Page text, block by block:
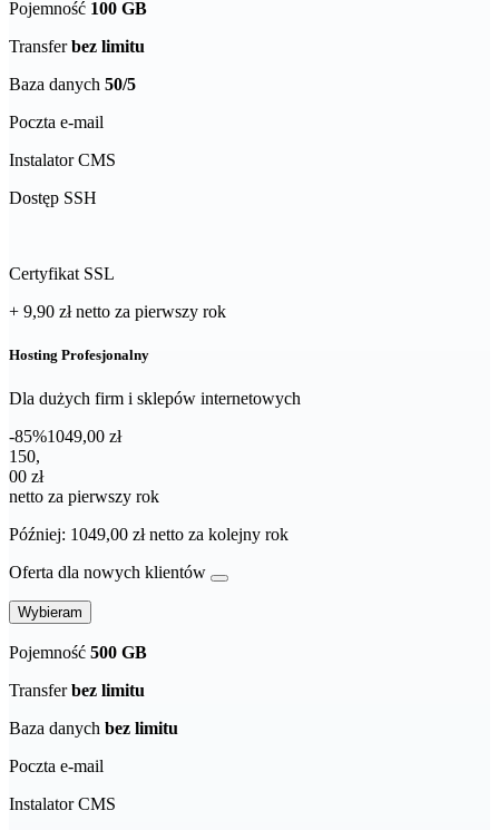
Pojemność 100 GB
Transferbez limitu
Baza danych 50/5
Poczta e-mail
Instalator CMS
Dostęp SSH
Certyfikat SSL
+ 9,90 złnetto za pierwszy rok
Hosting Profesjonalny
Dla dużych firm i sklepów internetowych
-85%1049,00 zł
150,00 zł netto za pierwszy rok
150,
00 zł
netto za pierwszy rok
Później: 1049,00 zł netto za kolejny rok
Oferta dla nowych klientów
Wybieram
Pojemność 500 GB
Transferbez limitu
Baza danych bez limitu
Poczta e-mail
Instalator CMS